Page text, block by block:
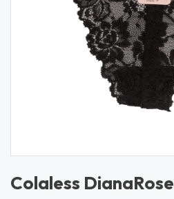
Colaless DianaRose